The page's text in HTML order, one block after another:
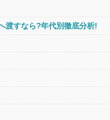
渡すなら?年代別徹底分析!